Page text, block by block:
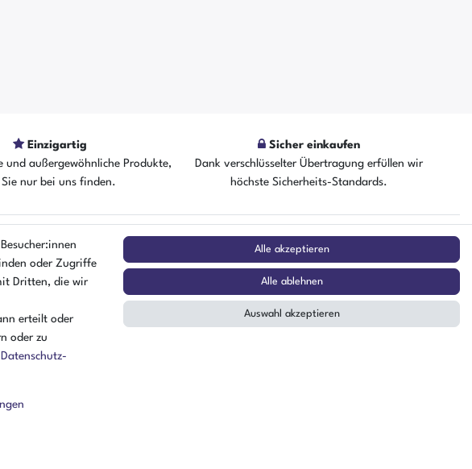
Einzigartig
und außergewöhnliche Produkte,
nur bei uns finden.
Sicher einkaufen
Dank verschlüsselter Übertragung erfüllen wir
höchste Sicherheits-Standards.
8a
Montag - Donnerstag
Freitag
ZAHLUNGSARTEN
oder Zugriffe
Dritten, die wir
erteilt oder
oder zu
Daten­schutz­
Alle akzeptieren
Alle ablehnen
Auswahl akzeptieren